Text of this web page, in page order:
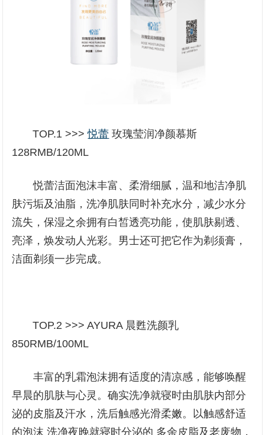
TOP.1 >>>悦蕾 玫瑰莹润净颜慕斯
128RMB/120ML
悦蕾洁面泡沫丰富、柔滑细腻，温和地洁净肌
肤污垢及油脂，洗净肌肤同时补充水分，减少水分
流失，保湿之余拥有白皙透亮功能，使肌肤剔透、
亮泽，焕发动人光彩。男士还可把它作为剃须膏，
洁面剃须一步完成。
TOP.2 >>> AYURA 晨甦洗颜乳
850RMB/100ML
丰富的乳霜泡沫拥有适度的清凉感，能够唤醒
早晨的肌肤与心灵。确实洗净就寝时由肌肤内部分
泌的皮脂及汗水，洗后触感光滑柔嫩。以触感舒适
的泡沫 洗净夜晚就寝时分泌的 多余皮脂及老废物，